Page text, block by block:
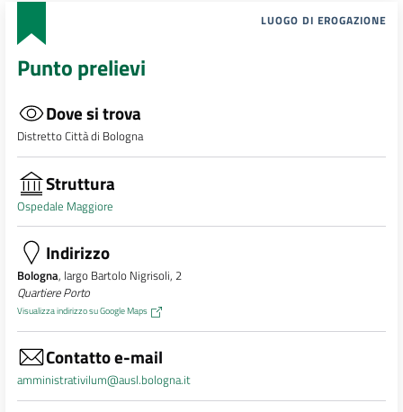
LUOGO DI EROGAZIONE
Punto prelievi
Dove si trova
Distretto Città di Bologna
Struttura
Ospedale Maggiore
Indirizzo
Bologna, largo Bartolo Nigrisoli, 2
Quartiere Porto
Visualizza indirizzo su Google Maps
Contatto e-mail
amministrativilum@ausl.bologna.it